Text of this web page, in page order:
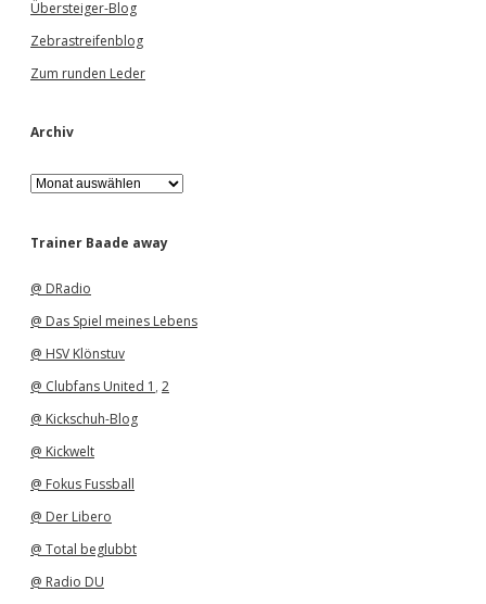
Übersteiger-Blog
Zebrastreifenblog
Zum runden Leder
Archiv
A
r
h
Trainer Baade away
@ DRadio
@ Das Spiel meines Lebens
@ HSV Klönstuv
@ Clubfans United 1 , 2
@ Kickschuh-Blog
@ Kickwelt
@ Fokus Fussball
@ Der Libero
@ Total beglubbt
@ Radio DU